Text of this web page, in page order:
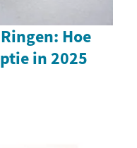
Hoe
in 2025